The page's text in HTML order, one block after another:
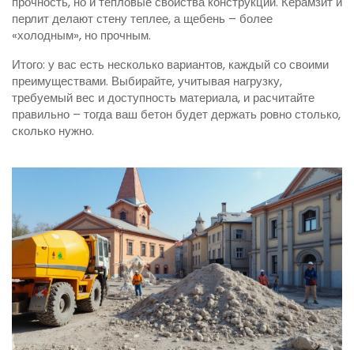
перлит делают стену теплее, а щебень – более
«холодным», но прочным.
Итого: у вас есть несколько вариантов, каждый со своими
преимуществами. Выбирайте, учитывая нагрузку,
требуемый вес и доступность материала, и расчитайте
правильно – тогда ваш бетон будет держать ровно столько,
сколько нужно.